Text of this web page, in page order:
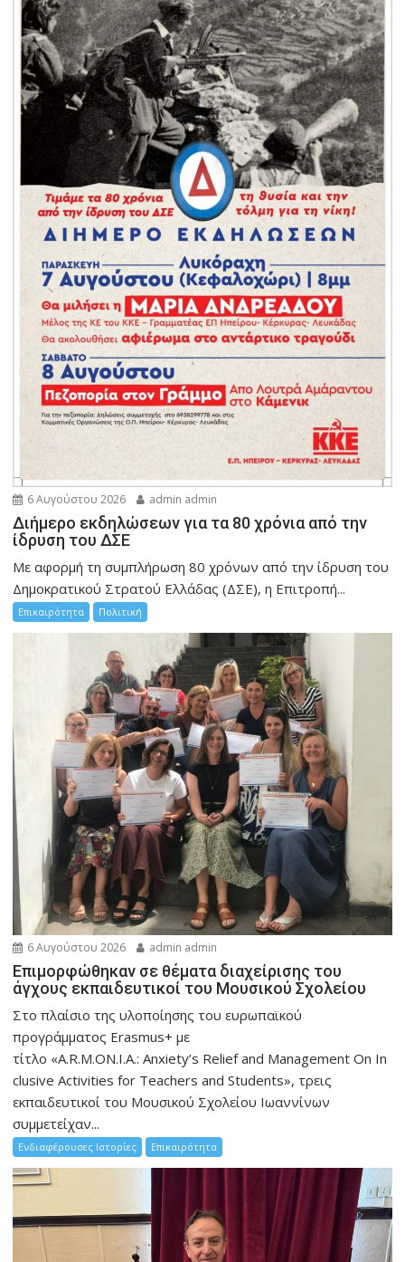
6 Αυγούστου 2026 admin admin
Διήμερο εκδηλώσεων για τα 80 χρόνια από την
ίδρυση του ΔΣΕ
Με αφορμή τη συμπλήρωση 80 χρόνων από την ίδρυση του
Δημοκρατικού Στρατού Ελλάδας (ΔΣΕ), η Επιτροπή...
Επικαιρότητα Πολιτική
6 Αυγούστου 2026 admin admin
Eπιμορφώθηκαν σε θέματα διαχείρισης του
άγχους εκπαιδευτικοί του Μουσικού Σχολείου
Στο πλαίσιο της υλοποίησης του ευρωπαϊκού
προγράμματος Erasmus+ με
τίτλο «A.R.M.ON.I.A.: Anxiety’s Relief and Management On In
clusive Activities for Teachers and Students», τρεις
εκπαιδευτικοί του Μουσικού Σχολείου Ιωαννίνων
συμμετείχαν...
Ενδιαφέρουσες Ιστορίες Επικαιρότητα